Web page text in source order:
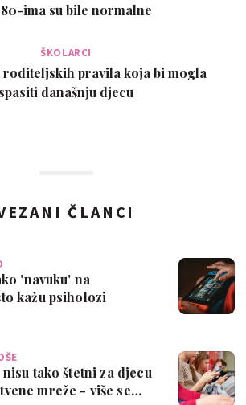
ima su bile normalne
ŠKOLARCI
roditeljskih pravila koja bi mogla
spasiti današnju djecu
ČLANCI
'navuku' na
kažu psiholozi
tako štetni za djecu
mreže - više se…